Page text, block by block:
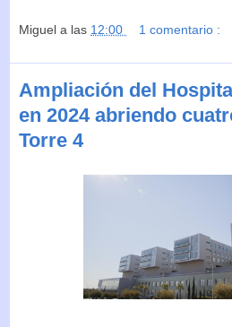
Miguel a las 12:00 1 comentario :
Ampliación del
en 2024 abriendo
Torre 4